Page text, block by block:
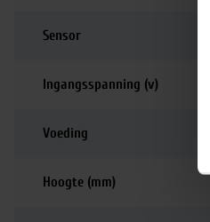
Sensor
Ingangsspanning (v)
Voeding
Hoogte (mm)